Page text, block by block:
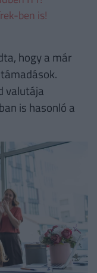
ben is!
hogy a már
valutája
is hasonló a